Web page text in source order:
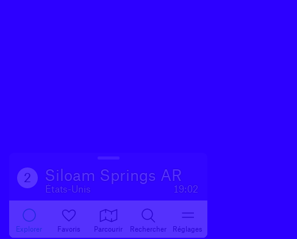
2 Siloam Springs AR
États-Unis 19:02
Explorer Favoris Parcourir Rechercher Réglages